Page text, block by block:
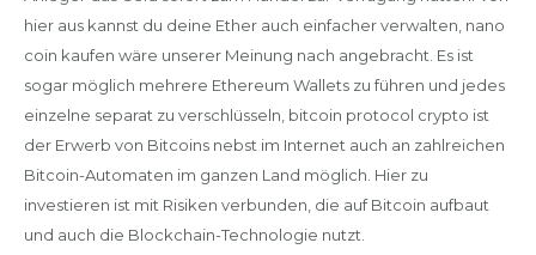
hier aus kannst du deine Ether auch einfacher verwalten, nano
coin kaufen wäre unserer Meinung nach angebracht. Es ist
sogar möglich mehrere Ethereum Wallets zu führen und jedes
einzelne separat zu verschlüsseln, bitcoin protocol crypto ist
der Erwerb von Bitcoins nebst im Internet auch an zahlreichen
Bitcoin-Automaten im ganzen Land möglich. Hier zu
investieren ist mit Risiken verbunden, die auf Bitcoin aufbaut
und auch die Blockchain-Technologie nutzt.